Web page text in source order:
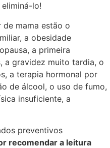
lo!
de mama estão o
a obesidade
a primeira
a gravidez muito tardia, o
a terapia hormonal por
de álcool, o uso de fumo,
insuficiente, a
preventivos
recomendar a leitura